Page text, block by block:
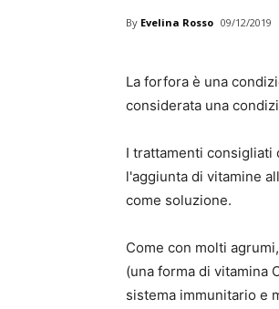
By Evelina Rosso 09/12/2019
La forfora è una
considerata una
I trattamenti consigliati
l'aggiunta di vitamine
come soluzione.
Come con molti
(una forma di vitamina
sistema immunitario e